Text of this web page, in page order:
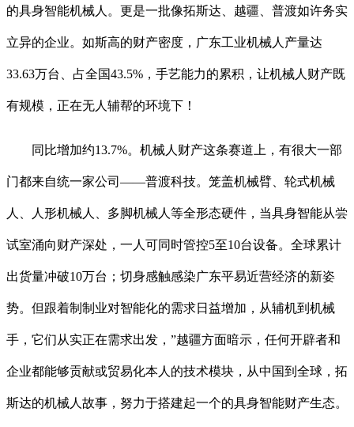
的具身智能机械人。更是一批像拓斯达、越疆、普渡如许务实
立异的企业。如斯高的财产密度，广东工业机械人产量达
33.63万台、占全国43.5%，手艺能力的累积，让机械人财产既
有规模，正在无人辅帮的环境下！
同比增加约13.7%。机械人财产这条赛道上，有很大一部
门都来自统一家公司——普渡科技。笼盖机械臂、轮式机械
人、人形机械人、多脚机械人等全形态硬件，当具身智能从尝
试室涌向财产深处，一人可同时管控5至10台设备。全球累计
出货量冲破10万台；切身感触感染广东平易近营经济的新姿
势。但跟着制制业对智能化的需求日益增加，从辅机到机械
手，它们从实正在需求出发，”越疆方面暗示，任何开辟者和
企业都能够贡献或贸易化本人的技术模块，从中国到全球，拓
斯达的机械人故事，努力于搭建起一个的具身智能财产生态。